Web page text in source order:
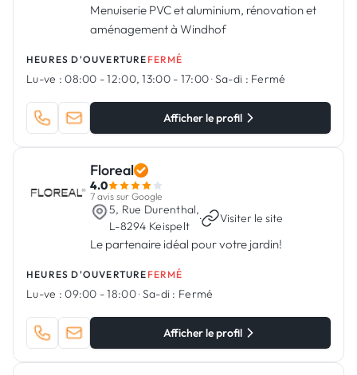
Menuiserie PVC et aluminium, rénovation et
aménagement à Windhof
HEURES D'OUVERTURE FERMÉ
Lu-ve : 08:00 - 12:00, 13:00 - 17:00·Sa-di : Fermé
Afficher le profil
Floreal
4.0
7 avis sur Google
5, Rue Durenthal,
L-8294 Keispelt
· Visiter le site
Le partenaire idéal pour votre jardin!
HEURES D'OUVERTURE FERMÉ
Lu-ve : 09:00 - 18:00·Sa-di : Fermé
Afficher le profil